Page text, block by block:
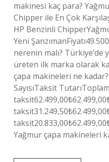
makinesi kaç para?
Chipper ile En Çok
HP Benzinli
Yeni
nerenin malı? Türkiye’de
üreten ilk marka olarak
çapa makineleri ne
SayısıTaksit
Yağmur çapa makineleri